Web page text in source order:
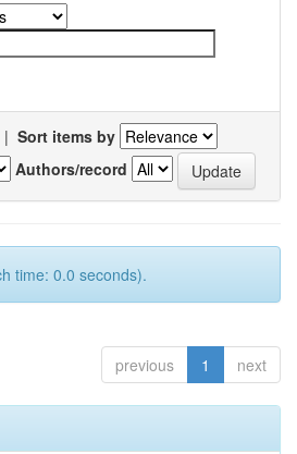
| Sort items by
Authors/record
time: 0.0 seconds).
previous 1 next